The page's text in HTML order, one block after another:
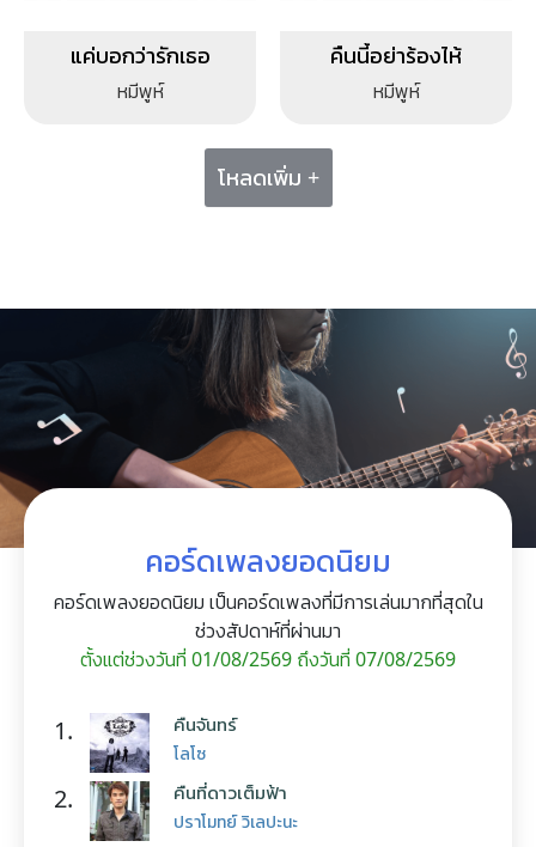
แค่บอกว่ารักเธอ
หมีพูห์
คืนนี้อย่าร้องไห้
หมีพูห์
โหลดเพิ่ม +
คอร์ดเพลงยอดนิยม
คอร์ดเพลงยอดนิยม เป็นคอร์ดเพลงที่มีการเล่นมากที่สุดใน
ช่วงสัปดาห์ที่ผ่านมา
ตั้งแต่ช่วงวันที่ 01/08/2569 ถึงวันที่ 07/08/2569
1. คืนจันทร์
โลโซ
2. คืนที่ดาวเต็มฟ้า
ปราโมทย์ วิเลปะนะ